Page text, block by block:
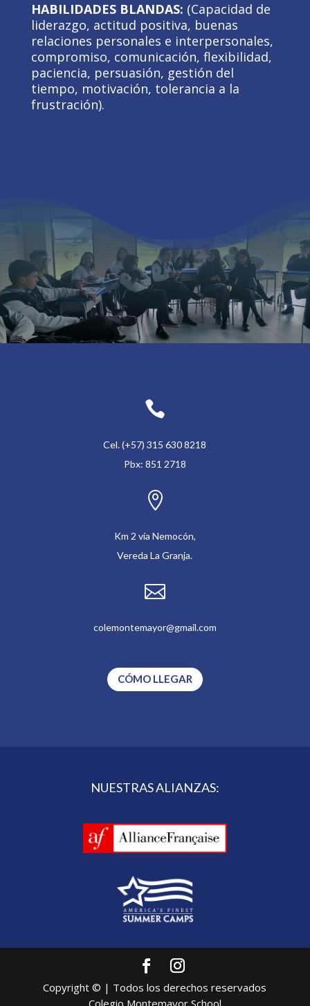
HABILIDADES BLANDAS: (Capacidad de
liderazgo, actitud positiva, buenas
relaciones personales e interpersonales,
compromiso, comunicación, flexibilidad,
paciencia, persuasión, gestión del
tiempo, motivación, tolerancia a la
frustración).

Cel. (+57) 315 630 8218
Pbx: 851 2718

Km 2 vía Nemocón,
Vereda La Granja.

colemontemayor@gmail.com
CÓMO LLEGAR
NUESTRAS ALIANZAS:
Copyright © | Todos los derechos reservados
Colegio Montemayor School